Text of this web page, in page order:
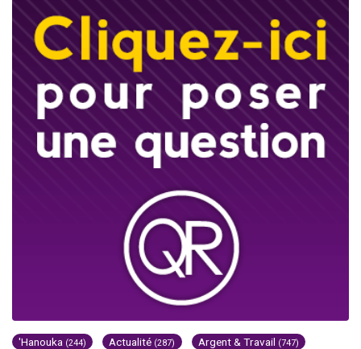
'Hanouka (244) Actualité (287) Argent & Travail (747)